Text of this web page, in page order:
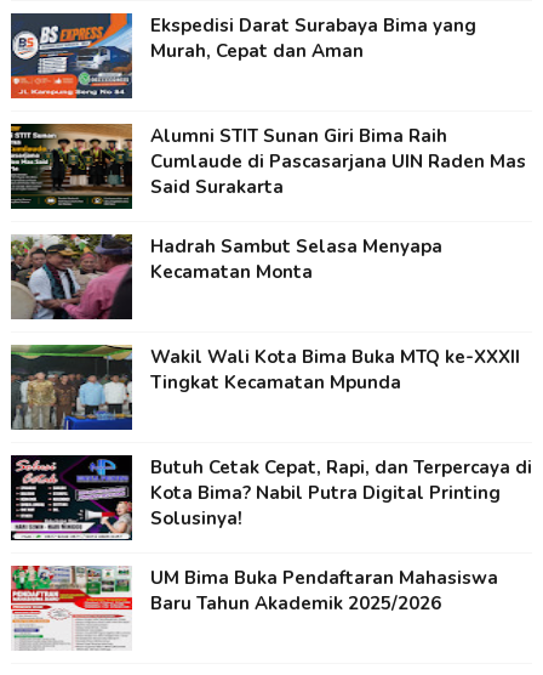
Ekspedisi Darat Surabaya Bima yang
Murah, Cepat dan Aman
Alumni STIT Sunan Giri Bima Raih
Cumlaude di Pascasarjana UIN Raden Mas
Said Surakarta
Hadrah Sambut Selasa Menyapa
Kecamatan Monta
Wakil Wali Kota Bima Buka MTQ ke-XXXII
Tingkat Kecamatan Mpunda
Butuh Cetak Cepat, Rapi, dan Terpercaya di
Kota Bima? Nabil Putra Digital Printing
Solusinya!
UM Bima Buka Pendaftaran Mahasiswa
Baru Tahun Akademik 2025/2026